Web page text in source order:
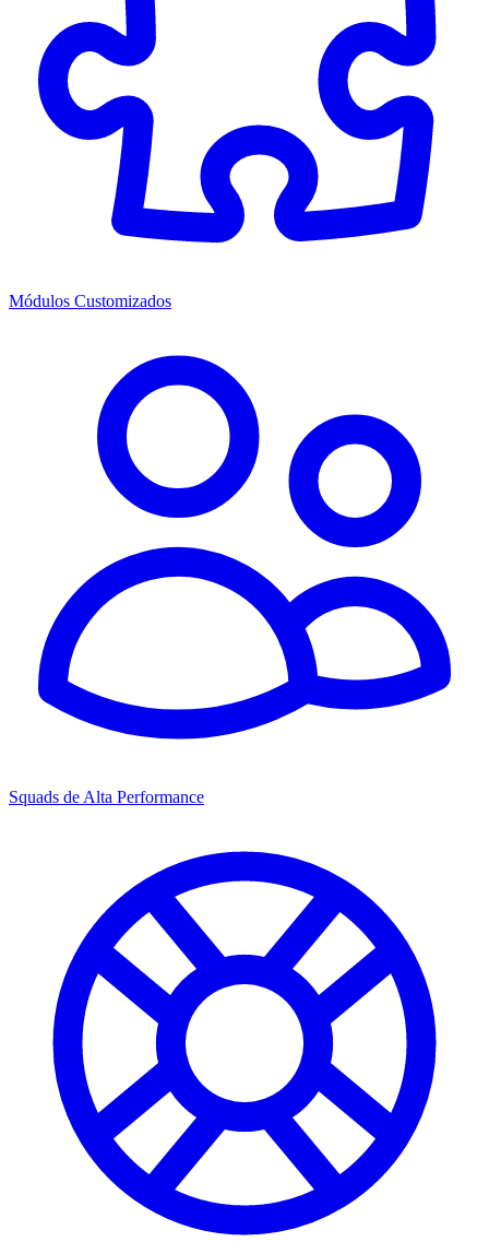
Módulos Customizados
Squads de Alta Performance